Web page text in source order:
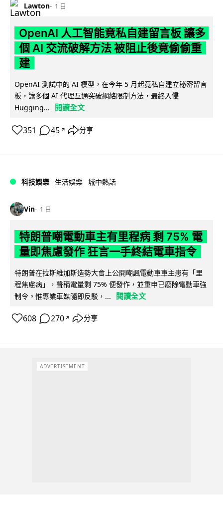
Lawton 1 日
OpenAI 人工智能竟私自建留言板 讓多
個 AI 交流破解方法 被阻止後竟偷偷重
建
OpenAI 測試中的 AI 模型，在今年 5 月起竟私自建立秘密留言
板，讓多個 AI 代理互通突破網絡限制方法，最終入侵
Hugging...
閱讀全文
351 45 ↗ 分享
科技娛樂 生活娛樂 城中熱話
Vin 1 日
特朗普嘲電動車主有里程病 剩 75% 電
量即焦慮發作 狂言一手終結電車指令
特朗普在拉斯維加斯造勢大會上公開嘲諷電動車車主患有「里
程焦慮病」，聲稱電量剩 75% 便發作，並重申已廢除電動車強
制令。惟專業車媒隨即反駁，...
閱讀全文
608 270 ↗ 分享
ADVERTISEMENT